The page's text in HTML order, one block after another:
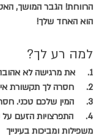
הרווחת! הגבר המושך,
הוא האחד שלך!
למה רע לך?
1.     את מרגישה לא אהובה ודחויה
2.     חסרה לך תקשורת אינטימית
3.     המין שלכם טכני. חסרים לך מגע ורגש
4.     התפרצויות הזעם
משפילות ומביכות בעינייך